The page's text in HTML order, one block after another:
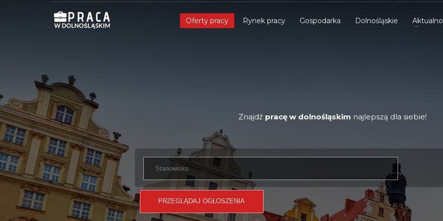
Oferty pracy Rynek pracy Gospodarka Dolnośląskie
Znajdź pracę w dolnośląskim najlepszą dla siebie!